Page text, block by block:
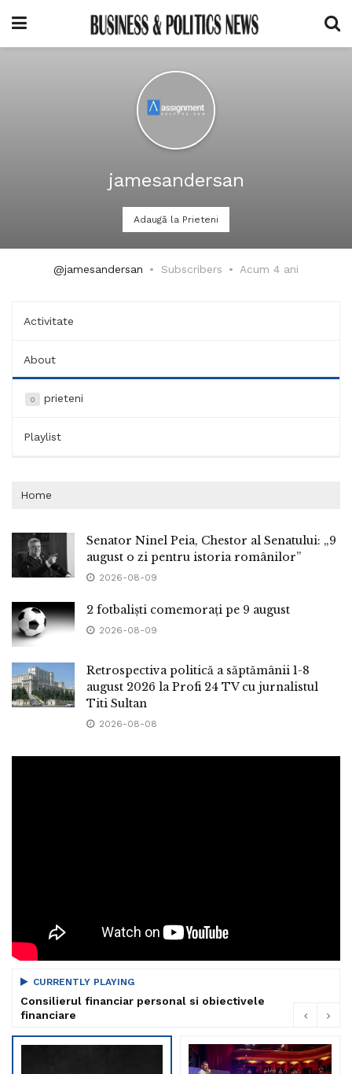
jamesandersan
Adaugă la Prieteni
@jamesandersan Subscribers Acum 4 ani
Activitate
About
0 prieteni
Playlist
Home
Senator Ninel Peia, Chestor al Senatului: „9
august o zi pentru istoria românilor”
2026-08-09
2 fotbaliști comemorați pe 9 august
2026-08-09
Retrospectiva politică a săptămânii 1-8
august 2026 la Profi 24 TV cu jurnalistul
Titi Sultan
2026-08-08
CURRENTLY PLAYING
Consilierul financiar personal si obiectivele
financiare